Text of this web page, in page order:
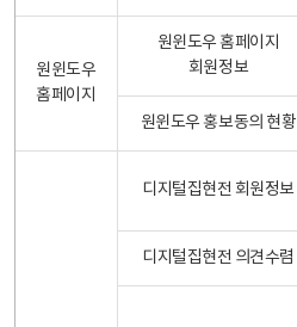
원윈도우
홈페이지
원윈도우 홈페이지
회원정보
원윈도우 홍보동의 현황
디지털집현전 회원정보
디지털집현전 의견수렴